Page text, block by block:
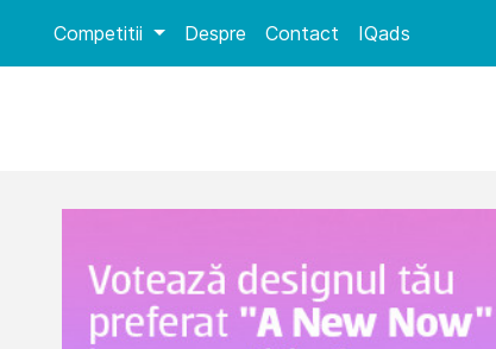
Competitii Despre Contact IQads